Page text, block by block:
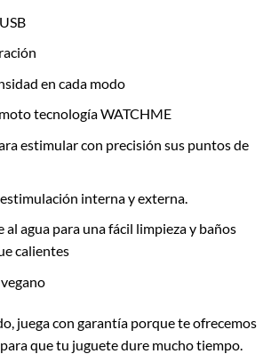
en cada modo
tecnología WATCHME
estimular con precisión sus puntos de
interna y externa.
al agua para una fácil limpieza y baños
calientes
juega con garantía porque te ofrecemos
que tu juguete dure mucho tiempo.